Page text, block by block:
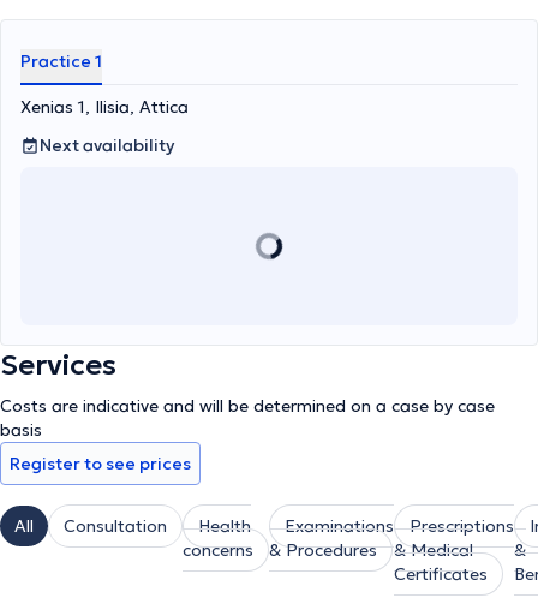
Practice 1
Xenias 1, Ilisia, Attica
Next availability
Services
Costs are indicative and will be determined on a case by case
basis
Register to see prices
All Consultation
Health
concerns
Examinations
& Procedures
Prescriptions
& Medical
Certificates
&